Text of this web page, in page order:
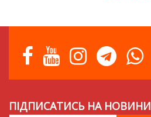
ПІДПИСАТИСЬ НА НОВИНИ